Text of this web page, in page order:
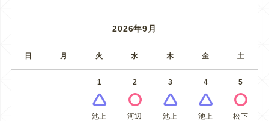
2026年9月
日 月 火 水 木 金 土
1
池上
2
河辺
3
池上
4
池上
5
松下